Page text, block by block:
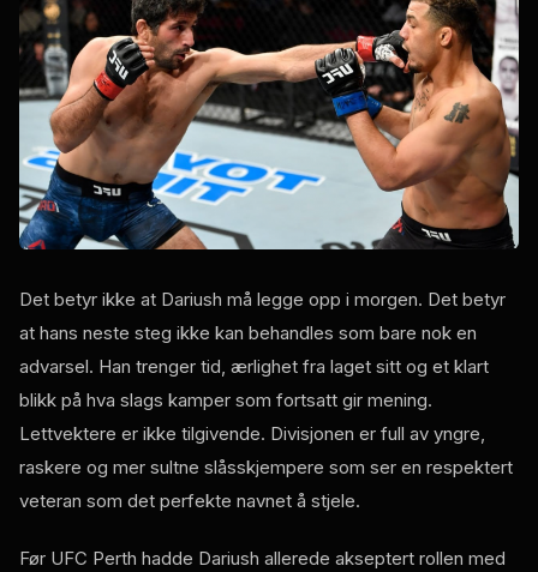
Det betyr ikke at Dariush må legge opp i morgen. Det betyr
at hans neste steg ikke kan behandles som bare nok en
advarsel. Han trenger tid, ærlighet fra laget sitt og et klart
blikk på hva slags kamper som fortsatt gir mening.
Lettvektere er ikke tilgivende. Divisjonen er full av yngre,
raskere og mer sultne slåsskjempere som ser en respektert
veteran som det perfekte navnet å stjele.
Før UFC Perth hadde Dariush allerede akseptert rollen med